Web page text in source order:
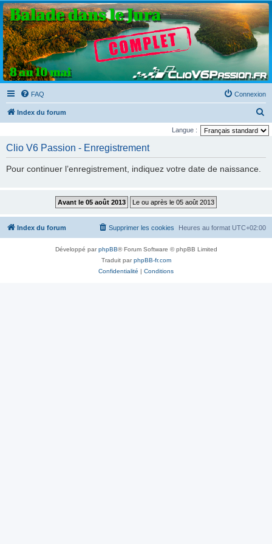
Clio V6 Passion
Le site français des passionnés de Clio V6
FAQ Connexion
Index du forum
e
h
e
Langue :
Clio V6 Passion - Enregistrement
Pour continuer l’enregistrement, indiquez votre date de naissance.
Index du forum Heures au format UTC+02:00
Supprimer les cookies
Développé parphpBB® Forum Software © phpBB Limited
Traduit parphpBB-fr.com
Confidentialité | Conditions